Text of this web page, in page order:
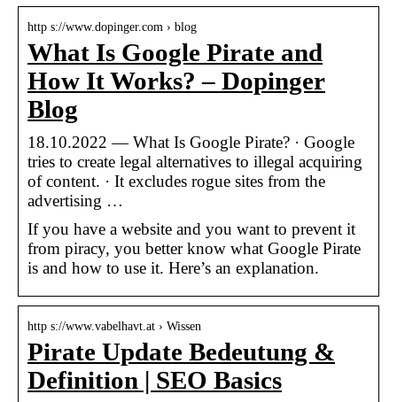
http s://www.dopinger.com › blog
What Is Google Pirate and
How It Works? – Dopinger
Blog
18.10.2022 — What Is Google Pirate? · Google
tries to create legal alternatives to illegal acquiring
of content. · It excludes rogue sites from the
advertising …
If you have a website and you want to prevent it
from piracy, you better know what Google Pirate
is and how to use it. Here’s an explanation.
http s://www.vabelhavt.at › Wissen
Pirate Update Bedeutung &
Definition | SEO Basics